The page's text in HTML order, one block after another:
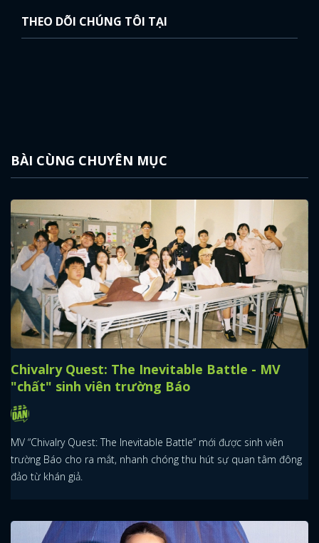
THEO DÕI CHÚNG TÔI TẠI
BÀI CÙNG CHUYÊN MỤC
Chivalry Quest: The Inevitable Battle - MV
"chất" sinh viên trường Báo
MV “Chivalry Quest: The Inevitable Battle” mới được sinh viên
trường Báo cho ra mắt, nhanh chóng thu hút sự quan tâm đông
đảo từ khán giả.